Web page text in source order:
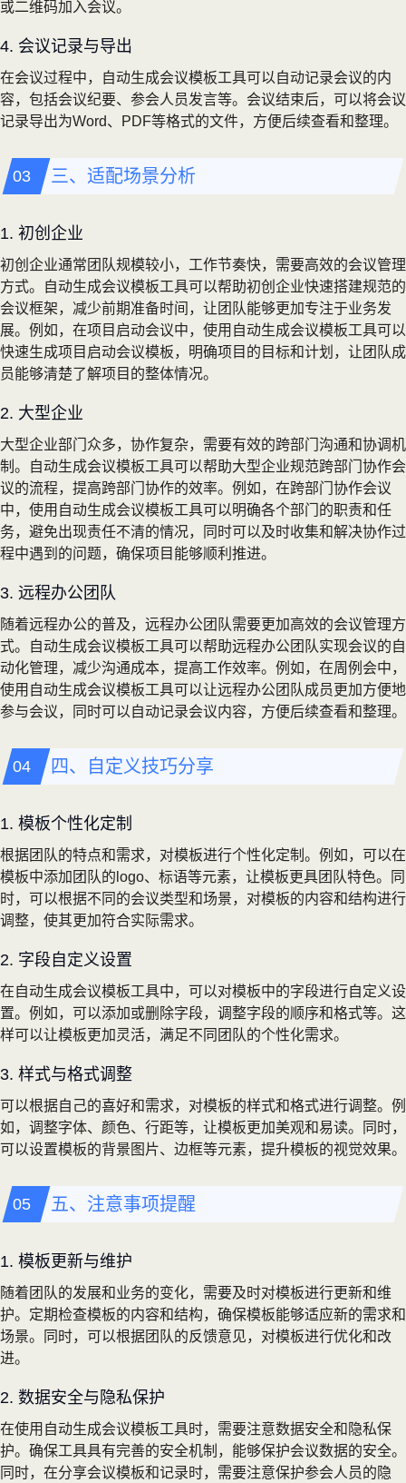
或二维码加入会议。
4. 会议记录与导出
在会议过程中，自动生成会议模板工具可以自动记录会议的内
容，包括会议纪要、参会人员发言等。会议结束后，可以将会议
记录导出为Word、PDF等格式的文件，方便后续查看和整理。
三、适配场景分析
1. 初创企业
初创企业通常团队规模较小，工作节奏快，需要高效的会议管理
方式。自动生成会议模板工具可以帮助初创企业快速搭建规范的
会议框架，减少前期准备时间，让团队能够更加专注于业务发
展。例如，在项目启动会议中，使用自动生成会议模板工具可以
快速生成项目启动会议模板，明确项目的目标和计划，让团队成
员能够清楚了解项目的整体情况。
2. 大型企业
大型企业部门众多，协作复杂，需要有效的跨部门沟通和协调机
制。自动生成会议模板工具可以帮助大型企业规范跨部门协作会
议的流程，提高跨部门协作的效率。例如，在跨部门协作会议
中，使用自动生成会议模板工具可以明确各个部门的职责和任
务，避免出现责任不清的情况，同时可以及时收集和解决协作过
程中遇到的问题，确保项目能够顺利推进。
3. 远程办公团队
随着远程办公的普及，远程办公团队需要更加高效的会议管理方
式。自动生成会议模板工具可以帮助远程办公团队实现会议的自
动化管理，减少沟通成本，提高工作效率。例如，在周例会中，
使用自动生成会议模板工具可以让远程办公团队成员更加方便地
参与会议，同时可以自动记录会议内容，方便后续查看和整理。
四、自定义技巧分享
1. 模板个性化定制
根据团队的特点和需求，对模板进行个性化定制。例如，可以在
模板中添加团队的logo、标语等元素，让模板更具团队特色。同
时，可以根据不同的会议类型和场景，对模板的内容和结构进行
调整，使其更加符合实际需求。
2. 字段自定义设置
在自动生成会议模板工具中，可以对模板中的字段进行自定义设
置。例如，可以添加或删除字段，调整字段的顺序和格式等。这
样可以让模板更加灵活，满足不同团队的个性化需求。
3. 样式与格式调整
可以根据自己的喜好和需求，对模板的样式和格式进行调整。例
如，调整字体、颜色、行距等，让模板更加美观和易读。同时，
可以设置模板的背景图片、边框等元素，提升模板的视觉效果。
五、注意事项提醒
1. 模板更新与维护
随着团队的发展和业务的变化，需要及时对模板进行更新和维
护。定期检查模板的内容和结构，确保模板能够适应新的需求和
场景。同时，可以根据团队的反馈意见，对模板进行优化和改
进。
2. 数据安全与隐私保护
在使用自动生成会议模板工具时，需要注意数据安全和隐私保
护。确保工具具有完善的安全机制，能够保护会议数据的安全。
同时，在分享会议模板和记录时，需要注意保护参会人员的隐